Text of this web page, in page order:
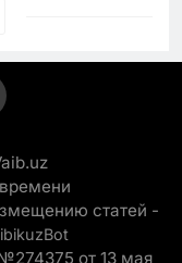
сахара»
статей -
от 13 мая